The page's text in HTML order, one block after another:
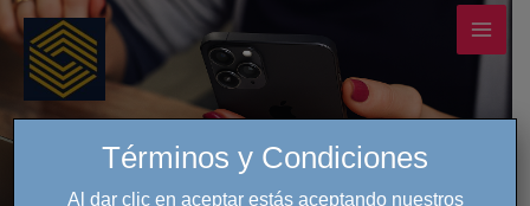
Ir
al
contenido
CONTÁCTANOS
Términos y Condiciones
Al dar clic en aceptar estás aceptando nuestros